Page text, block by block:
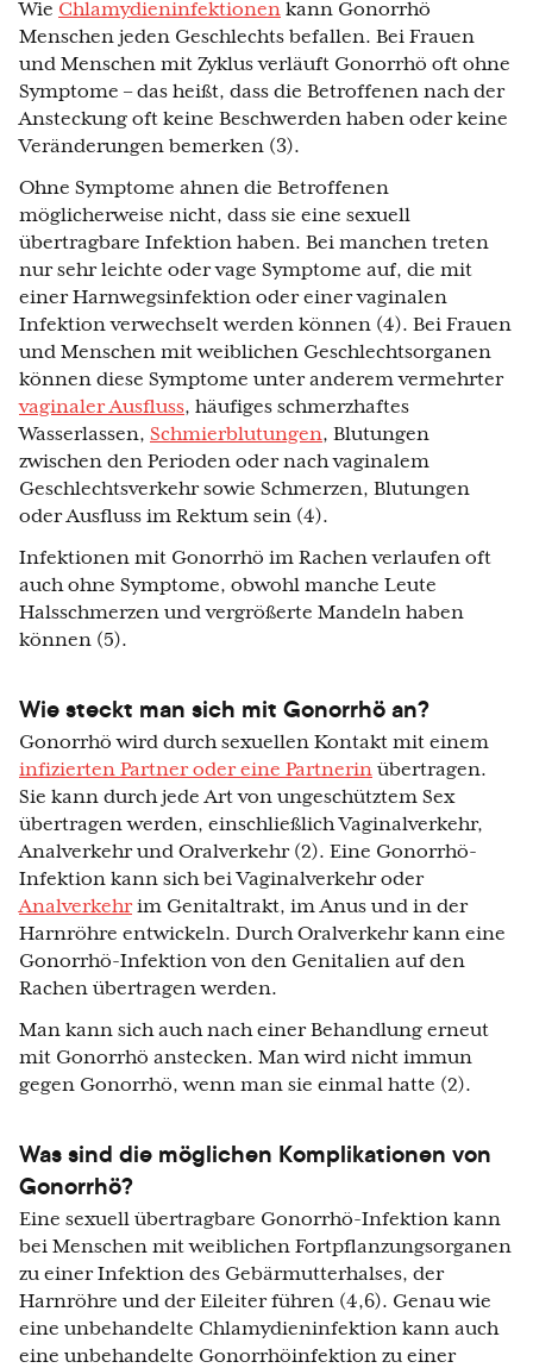
Wie Chlamydieninfektionen kann Gonorrhö
Menschen jeden Geschlechts befallen. Bei Frauen
und Menschen mit Zyklus verläuft Gonorrhö oft ohne
Symptome – das heißt, dass die Betroffenen nach der
Ansteckung oft keine Beschwerden haben oder keine
Veränderungen bemerken (3).
Ohne Symptome ahnen die Betroffenen
möglicherweise nicht, dass sie eine sexuell
übertragbare Infektion haben. Bei manchen treten
nur sehr leichte oder vage Symptome auf, die mit
einer Harnwegsinfektion oder einer vaginalen
Infektion verwechselt werden können (4). Bei Frauen
und Menschen mit weiblichen Geschlechtsorganen
können diese Symptome unter anderem vermehrter
vaginaler Ausfluss, häufiges schmerzhaftes
Wasserlassen, Schmierblutungen, Blutungen
zwischen den Perioden oder nach vaginalem
Geschlechtsverkehr sowie Schmerzen, Blutungen
oder Ausfluss im Rektum sein (4).
Infektionen mit Gonorrhö im Rachen verlaufen oft
auch ohne Symptome, obwohl manche Leute
Halsschmerzen und vergrößerte Mandeln haben
können (5).
Wie steckt man sich mit Gonorrhö an?
Gonorrhö wird durch sexuellen Kontakt mit einem
infizierten Partner oder eine Partnerin übertragen.
Sie kann durch jede Art von ungeschütztem Sex
übertragen werden, einschließlich Vaginalverkehr,
Analverkehr und Oralverkehr (2). Eine Gonorrhö-
Infektion kann sich bei Vaginalverkehr oder
Analverkehrim Genitaltrakt, im Anus und in der
Harnröhre entwickeln. Durch Oralverkehr kann eine
Gonorrhö-Infektion von den Genitalien auf den
Rachen übertragen werden.
Man kann sich auch nach einer Behandlung erneut
mit Gonorrhö anstecken. Man wird nicht immun
gegen Gonorrhö, wenn man sie einmal hatte (2).
Was sind die möglichen Komplikationen von
Gonorrhö?
Eine sexuell übertragbare Gonorrhö-Infektion kann
bei Menschen mit weiblichen Fortpflanzungsorganen
zu einer Infektion des Gebärmutterhalses, der
Harnröhre und der Eileiter führen (4,6). Genau wie
eine unbehandelte Chlamydieninfektion kann auch
eine unbehandelte Gonorrhöinfektion zu einer